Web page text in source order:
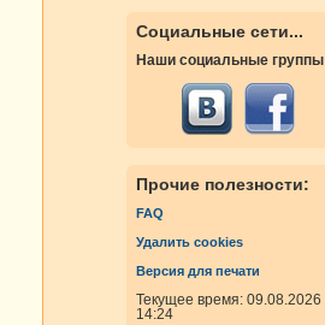
Социальные сети...
Наши социальные группы
Прочие полезности:
FAQ
Удалить cookies
Версия для печати
Текущее время: 09.08.2026
14:24